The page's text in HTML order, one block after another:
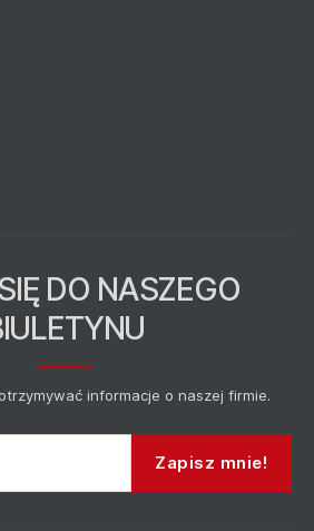
DO NASZEGO
informacje o naszej firmie.